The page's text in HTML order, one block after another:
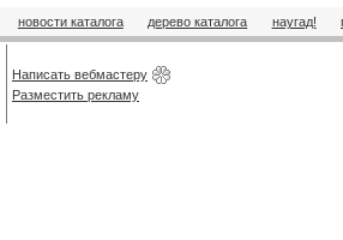
новости каталога дерево каталога наугад!
Написать вебмастеру
Разместить рекламу